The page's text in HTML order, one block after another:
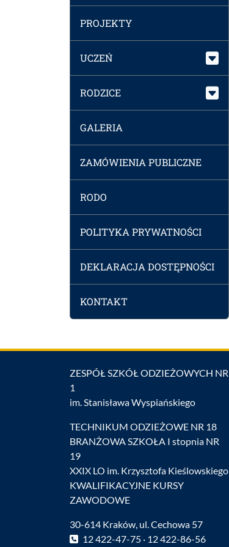
PROJEKTY
UCZEŃ
RODZICE
GALERIA
ZAMÓWIENIA PUBLICZNE
RODO
POLITYKA PRYWATNOŚCI
DEKLARACJA DOSTĘPNOŚCI
KONTAKT
ZESPÓŁ SZKÓŁ ODZIEŻOWYCH NR
1
im. Stanisława Wyspiańskiego
TECHNIKUM ODZIEŻOWE NR 18
BRANŻOWA SZKOŁA I stopnia NR
19
XXIX LO im. Krzysztofa Kieślowskiego
KWALIFIKACYJNE KURSY
ZAWODOWE
30-614 Kraków, ul. Cechowa 57
12 422-47-75 · 12 422-86-56